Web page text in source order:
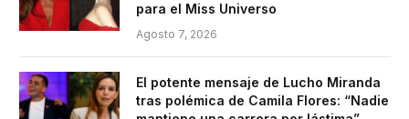
para el Miss Universo
Agosto 7, 2026
El potente mensaje de Lucho Miranda
tras polémica de Camila Flores: “Nadie